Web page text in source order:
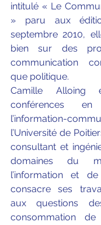
intitulé « Le
» paru aux
septembre 2010,
bien sur des
communication
que politique.
Camille Alloing
conférences
l’information-
l’Université de
consultant et
domaines du
l’information et
consacre ses
aux questions
consommation de